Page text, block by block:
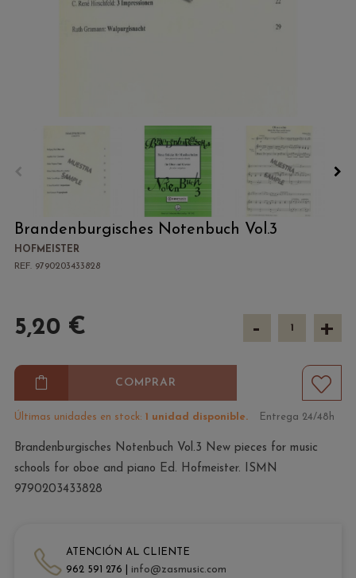
Brandenburgisches Notenbuch Vol.3
HOFMEISTER
REF. 9790203433828
5,20 € - +
COMPRAR
Últimas unidades en stock: 1 unidad disponible. Entrega 24/48h
Brandenburgisches Notenbuch Vol.3 New pieces for music
schools for oboe and piano Ed. Hofmeister. ISMN
9790203433828
ATENCIÓN AL CLIENTE
962 591 276 | info@zasmusic.com